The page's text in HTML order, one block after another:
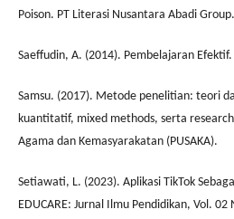
Poison. PT Literasi Nusantara Abadi Group.
Saeffudin, A. (2014). Pembelajaran Efektif.
Samsu. (2017). Metode penelitian: teori
kuantitatif, mixed methods, serta
Agama dan Kemasyarakatan (PUSAKA).
Setiawati, L. (2023). Aplikasi TikTok
EDUCARE: Jurnal Ilmu Pendidikan, Vol. 02